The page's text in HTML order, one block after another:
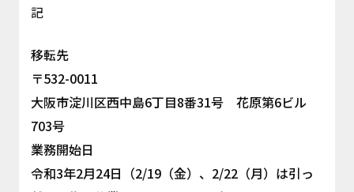
記
移転先
〒532-0011
大阪市淀川区西中島6丁目8番31号 花原第6ビル
703号
業務開始日
令和3年2月24日（2/19（金）、2/22（月）は引っ